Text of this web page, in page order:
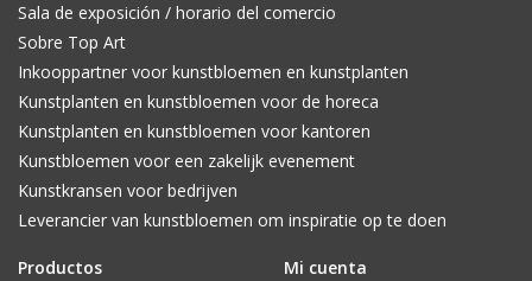
Sala de exposición / horario del comercio
Sobre Top Art
Inkooppartner voor kunstbloemen en kunstplanten
Kunstplanten en kunstbloemen voor de horeca
Kunstplanten en kunstbloemen voor kantoren
Kunstbloemen voor een zakelijk evenement
Kunstkransen voor bedrijven
Leverancier van kunstbloemen om inspiratie op te doen
Productos
Mi cuenta